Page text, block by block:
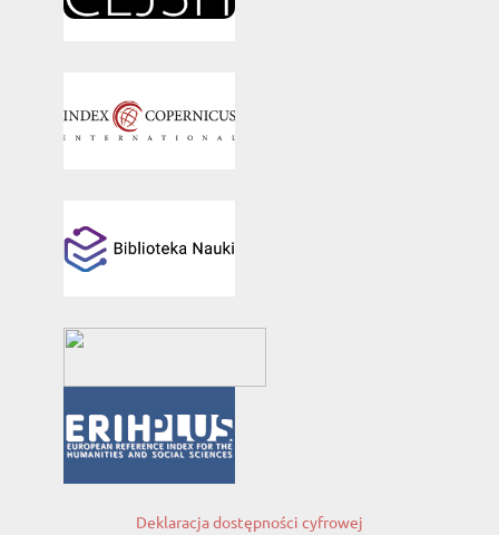
Deklaracja dostępności cyfrowej